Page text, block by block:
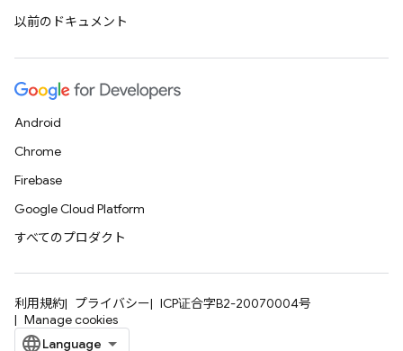
以前のドキュメント
Android
Chrome
Firebase
Google Cloud Platform
すべてのプロダクト
利用規約 プライバシー
ICP证合字B2-20070004号
Manage cookies